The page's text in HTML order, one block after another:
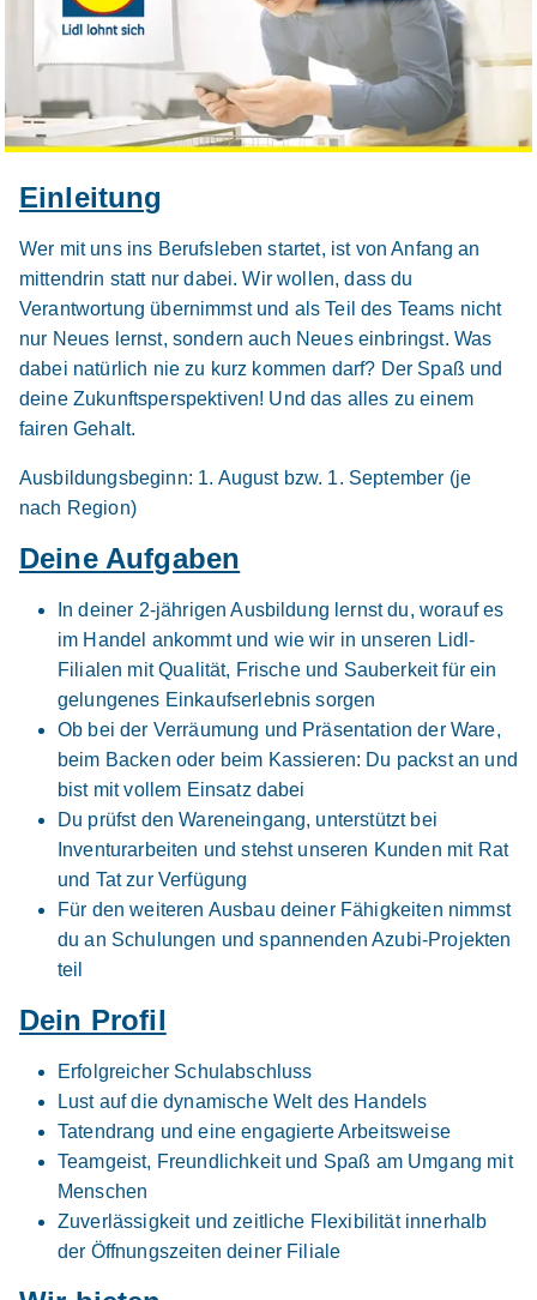
Infos zum Beruf Verkäufer
22 Ausbildungsplätze
Ausbildung zum Verkäufer (m/w/d) Netto Marken-
Discount Stiftung & Co. KG
01.08.2026
Video
Ausbildung Verkäufer 09.2026 (m/w/d) Lidl
01.09.2026
74564 Crailsheim
Ausbildung Verkäufer/-in Norma
Lebensmittelfilialbetrieb Stiftung & Co. KG
74564 Crailsheim
Einleitung
Wer mit uns ins Berufsleben startet, ist von Anfang an
mittendrin statt nur dabei. Wir wollen, dass du
Verantwortung übernimmst und als Teil des Teams nicht
nur Neues lernst, sondern auch Neues einbringst. Was
dabei natürlich nie zu kurz kommen darf? Der Spaß und
deine Zukunftsperspektiven! Und das alles zu einem
fairen Gehalt.
Ausbildungsbeginn: 1. August bzw. 1. September (je
nach Region)
Deine Aufgaben
In deiner 2-jährigen Ausbildung lernst du, worauf es
im Handel ankommt und wie wir in unseren Lidl-
Filialen mit Qualität, Frische und Sauberkeit für ein
gelungenes Einkaufserlebnis sorgen
Ob bei der Verräumung und Präsentation der Ware,
beim Backen oder beim Kassieren: Du packst an und
bist mit vollem Einsatz dabei
Du prüfst den Wareneingang, unterstützt bei
Inventurarbeiten und stehst unseren Kunden mit Rat
und Tat zur Verfügung
Für den weiteren Ausbau deiner Fähigkeiten nimmst
du an Schulungen und spannenden Azubi-Projekten
teil
Dein Profil
Erfolgreicher Schulabschluss
Lust auf die dynamische Welt des Handels
Tatendrang und eine engagierte Arbeitsweise
Teamgeist, Freundlichkeit und Spaß am Umgang mit
Menschen
Zuverlässigkeit und zeitliche Flexibilität innerhalb
der Öffnungszeiten deiner Filiale